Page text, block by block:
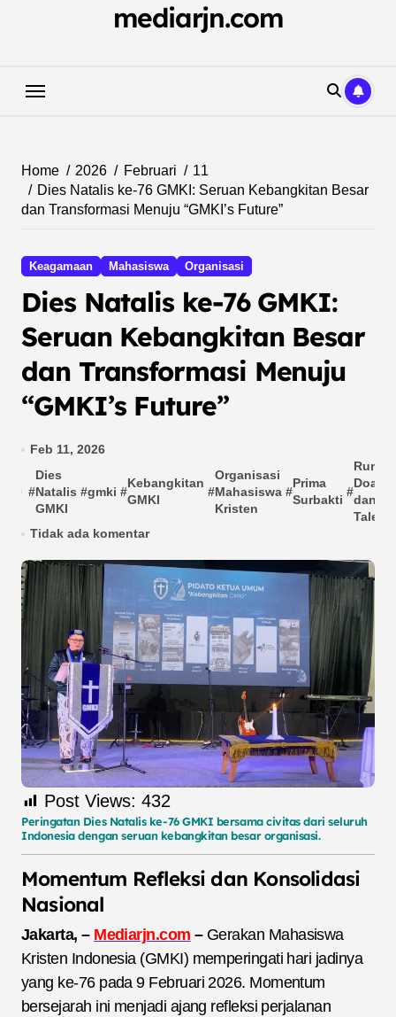
mediarjn.com
Home 2026 Februari
11
Dies Natalis ke-76 GMKI: Seruan Kebangkitan Besar
dan Transformasi Menuju “GMKI’s Future”
Keagamaan Mahasiswa Organisasi
Dies Natalis ke-76 GMKI:
Seruan Kebangkitan Besar
dan Transformasi Menuju
“GMKI’s Future”
Feb 11, 2026
#
Dies
Natalis
GMKI
#gmki #
Kebangkitan
GMKI
#
Organisasi
Mahasiswa
Kristen
#
Prima
Surbakti
#
Rumah
Doa
dan
Tidak ada komentar
Post Views: 432
Peringatan Dies Natalis ke-76 GMKI bersama civitas dari seluruh
Indonesia dengan seruan kebangkitan besar organisasi.
Momentum Refleksi dan Konsolidasi
Nasional
Jakarta, – Mediarjn.com –Gerakan Mahasiswa
Kristen Indonesia (GMKI) memperingati hari jadinya
yang ke-76 pada 9 Februari 2026. Momentum
bersejarah ini menjadi ajang refleksi perjalanan